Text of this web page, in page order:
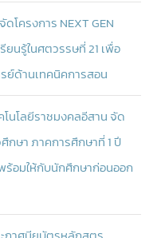
ครงการ NEXT GEN
ยนรู้ในศตวรรษที่ 21 เพื่อ
ด้านเทคนิคการสอน
นโลยีราชมงคลอีสาน จัด
กษา ภาคการศึกษาที่ 1 ปี
ร้อมให้กับนักศึกษาก่อนออก